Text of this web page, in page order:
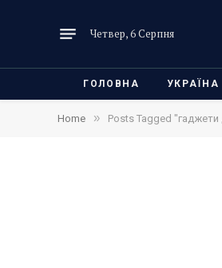
Четвер, 6 Серпня
ГОЛОВНА УКРАЇНА
Home » Posts Tagged